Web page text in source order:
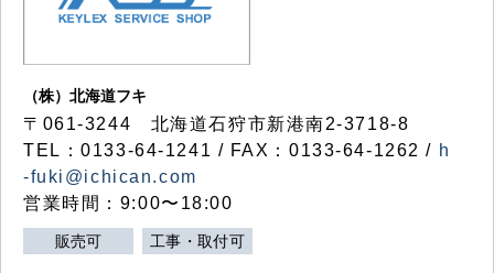
（株）北海道フキ
〒061-3244 北海道石狩市新港南2-3718-8
TEL：0133-64-1241 / FAX：0133-64-1262 / h
-fuki@ichican.com
営業時間：9:00〜18:00
販売可 工事・取付可